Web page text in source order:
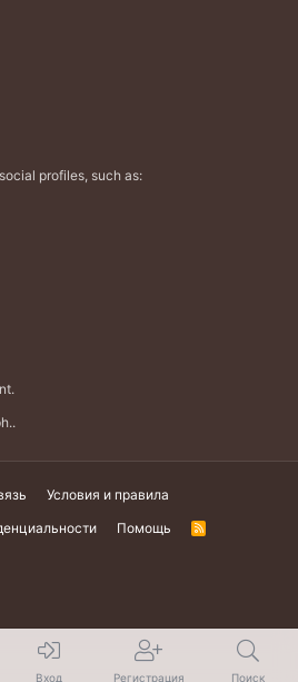
profiles, such as:
Условия и правила
Помощь
R
Вход Регистрация Поиск